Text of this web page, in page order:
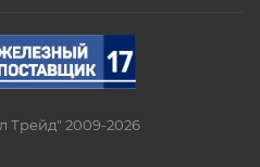
2009-2026